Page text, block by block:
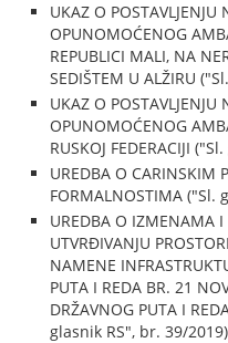
UKAZ O
OPUNOMOĆENOG
REPUBLICI MALI, NA
SEDIŠTEM U ALŽIRU
UKAZ O
OPUNOMOĆENOG
RUSKOJ FEDERACIJI
UREDBA O CARINSKIM
FORMALNOSTIMA
UREDBA O IZMENAMA
UTVRĐIVANJU
NAMENE
PUTA I REDA BR. 21
DRŽAVNOG PUTA I
glasnik RS", br. 39/2019)